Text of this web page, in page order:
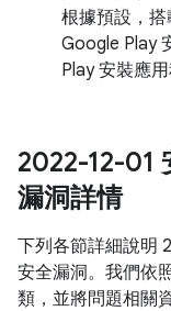
根據預設，搭
Google Play
Play 安裝應
2022-12-01
漏洞詳情
下列各節詳細說明
安全漏洞。我們依
類，並將問題相關